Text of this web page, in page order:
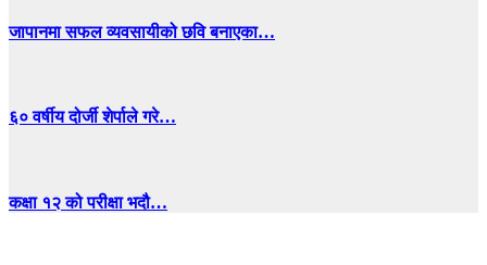
जापानमा सफल व्यवसायीको छवि बनाएका…
६० वर्षीय दोर्जी शेर्पाले गरे…
कक्षा १२ को परीक्षा भदौ…